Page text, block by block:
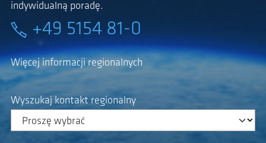
indywidualną poradę.
+49 5154 81-0
Więcej informacji regionalnych
Wyszukaj kontakt regionalny